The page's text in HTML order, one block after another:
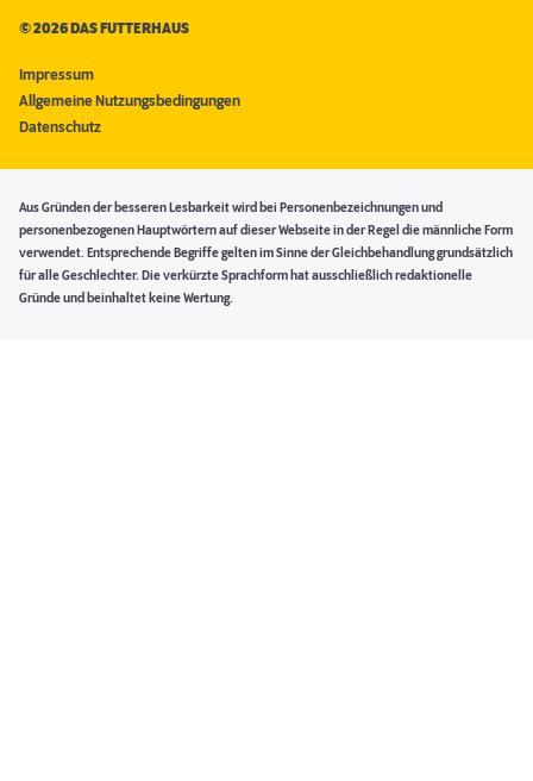
©2026 DAS FUTTERHAUS
Impressum
Allgemeine Nutzungsbedingungen
Datenschutz
Aus Gründen der besseren Lesbarkeit wird bei Personenbezeichnungen und
personenbezogenen Hauptwörtern auf dieser Webseite in der Regel die männliche Form
verwendet. Entsprechende Begriffe gelten im Sinne der Gleichbehandlung grundsätzlich
für alle Geschlechter. Die verkürzte Sprachform hat ausschließlich redaktionelle
Gründe und beinhaltet keine Wertung.